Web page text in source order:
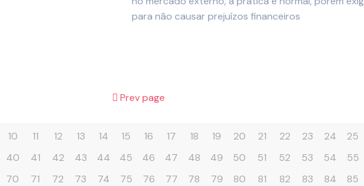
para não causar prejuízos financeiros
Prev page
10 11 12 13 14 15 16 17 18 19 20 21 22 23 24 25
40 41 42 43 44 45 46 47 48 49 50 51 52 53 54 55
70 71 72 73 74 75 76 77 78 79 80 81 82 83 84 85